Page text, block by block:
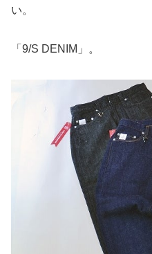
い。
「9/S DENIM」。